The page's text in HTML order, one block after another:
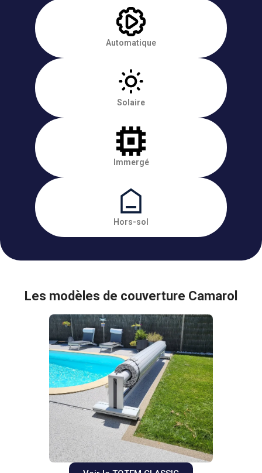
Automatique
Solaire
Immergé
Hors-sol
Les modèles de couverture Camarol